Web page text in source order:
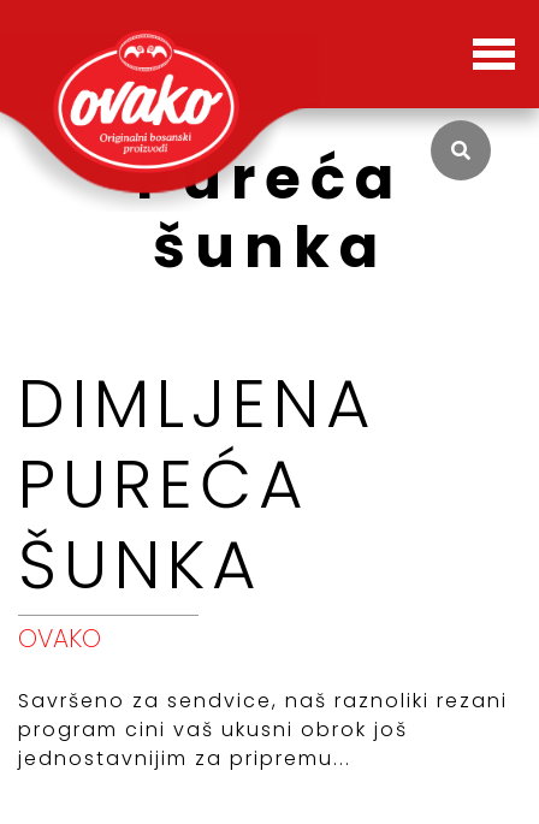
Pureća
šunka
DIMLJENA
PUREĆA
ŠUNKA
OVAKO
Savršeno za sendvice, naš raznoliki rezani
program cini vaš ukusni obrok još
jednostavnijim za pripremu...